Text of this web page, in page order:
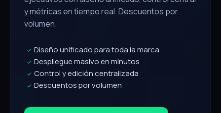
y métricas en tiempo real. Descuentos por
volumen.
✓ Diseño unificado para toda la marca
✓ Despliegue masivo en minutos
✓ Control y edición centralizada
✓ Descuentos por volumen